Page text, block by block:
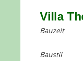
Villa
Bauzeit
Baustil